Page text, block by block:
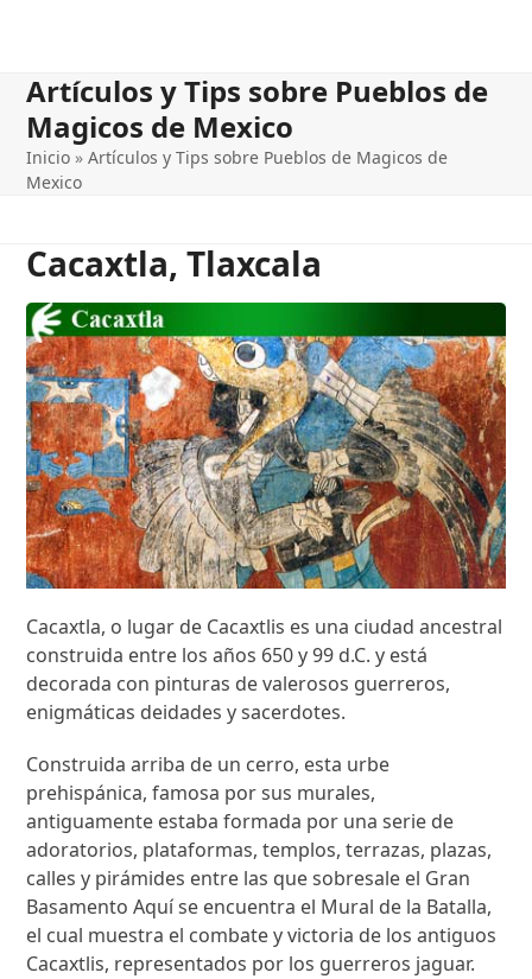
Artículos y Tips sobre Pueblos de
Magicos de Mexico
Inicio »Artículos y Tips sobre Pueblos de Magicos de
Mexico
Cacaxtla, Tlaxcala
Cacaxtla, o lugar de Cacaxtlis es una ciudad ancestral
construida entre los años 650 y 99 d.C. y está
decorada con pinturas de valerosos guerreros,
enigmáticas deidades y sacerdotes.
Construida arriba de un cerro, esta urbe
prehispánica, famosa por sus murales,
antiguamente estaba formada por una serie de
adoratorios, plataformas, templos, terrazas, plazas,
calles y pirámides entre las que sobresale el Gran
Basamento Aquí se encuentra el Mural de la Batalla,
el cual muestra el combate y victoria de los antiguos
Cacaxtlis, representados por los guerreros jaguar.